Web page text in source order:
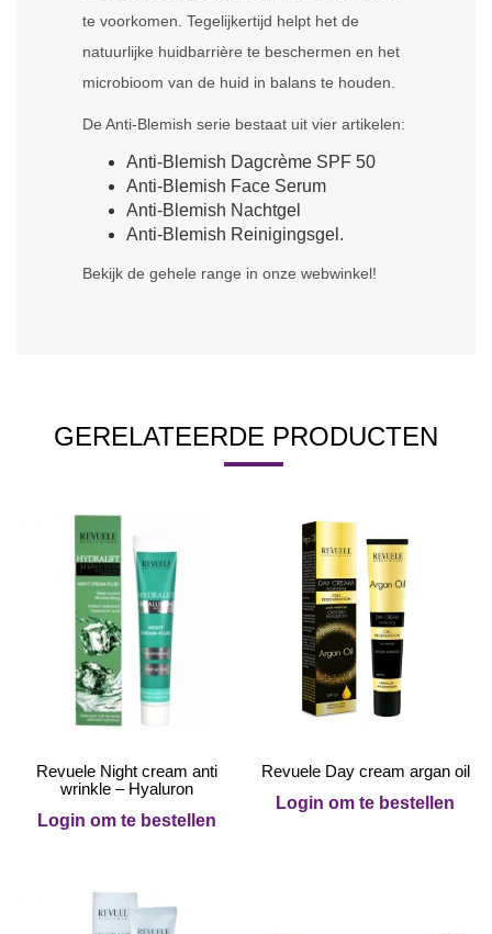
te voorkomen. Tegelijkertijd helpt het de
natuurlijke huidbarrière te beschermen en het
microbioom van de huid in balans te houden.
De Anti-Blemish serie bestaat uit vier artikelen:
Anti-Blemish Dagcrème SPF 50
Anti-Blemish Face Serum
Anti-Blemish Nachtgel
Anti-Blemish Reinigingsgel.
Bekijk de gehele range in onze webwinkel!
GERELATEERDE PRODUCTEN
Revuele Night cream anti
wrinkle – Hyaluron
Login om te bestellen
Revuele Day cream argan oil
Login om te bestellen